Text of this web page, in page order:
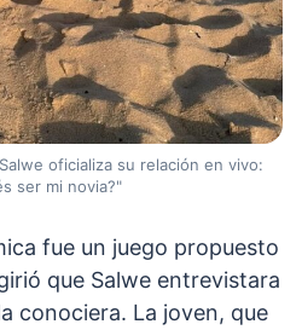
oficializa su relación en vivo:
ser mi novia?"
fue un juego propuesto
que Salwe entrevistara
conociera. La joven, que